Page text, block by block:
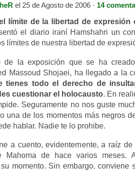
el 25 de Agosto de 2006 · 14
límite de la libertad de expresión
el diario iraní Hamshahri un
límites de nuestra libertad de
de la exposición que se ha
Massoud Shojaei, ha llegado a la
tienes todo el derecho de
cuestionar el holocausto. En
Seguramente no nos guste
una de los momentos más negros
hablar. Nadie te lo prohibe.
a cuento, evidentemente, a raíz
Mahoma de hace varios meses.
momento. Sin embargo, conviene